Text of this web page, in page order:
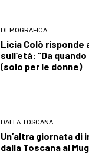
DEMOGRAFICA
Licia Colò risponde
sull’età: “Da
(solo per le donne)
DALLA TOSCANA
Un’altra giornata di
dalla Toscana al